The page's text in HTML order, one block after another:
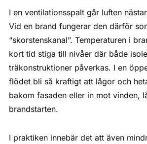
I en ventilationsspalt går luften
Vid en brand fungerar den därför
“skorstenskanal”. Temperaturen i
kort tid stiga till nivåer där både
träkonstruktioner påverkas. I en
flödet bli så kraftigt att lågor och
bakom fasaden eller in mot vinden,
brandstarten.
I praktiken innebär det att även